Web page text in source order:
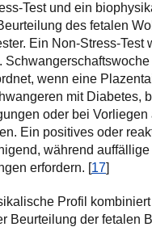
Test und ein
des fetalen
Ein Non-Stress-Test
wenn eine
mit Diabetes,
oder bei Vorliegen
Ein positives oder
während
erfordern. [17]
Profil
Beurteilung der fetalen